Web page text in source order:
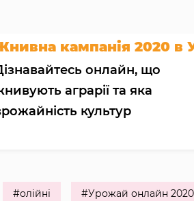
кампанія 2020 в
онлайн, що
аграрії та яка
культур
#олійні #Урожай онлайн 2020